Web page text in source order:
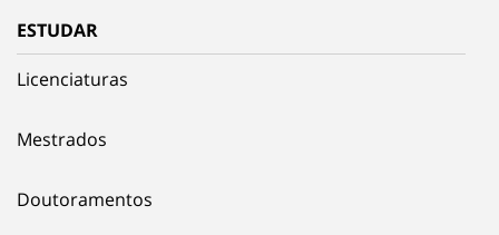
ESTUDAR
Licenciaturas
Mestrados
Doutoramentos